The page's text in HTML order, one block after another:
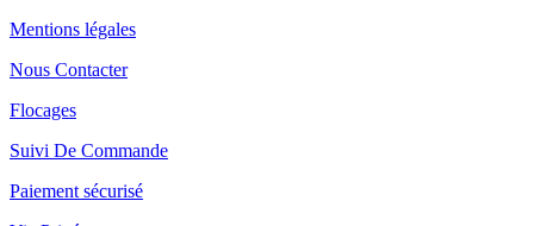
Mentions légales
Nous Contacter
Flocages
Suivi De Commande
Paiement sécurisé